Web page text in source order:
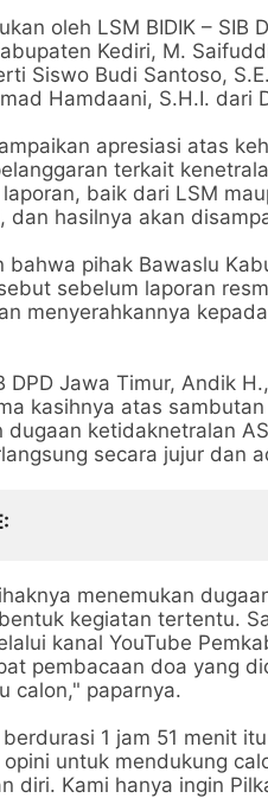
oleh LSM BIDIK – SIB
Kediri, M.
Siswo Budi Santoso,
Hamdaani, S.H.I. dari
apresiasi atas
terkait
baik dari LSM
dan hasilnya akan
bahwa pihak Bawaslu
sebelum laporan
menyerahkannya
DPD Jawa Timur, Andik
kasihnya atas
ketidaknetralan
secara jujur dan
menemukan
kegiatan tertentu.
kanal YouTube
pembacaan doa yang
calon," paparnya.
1 jam 51 menit
untuk mendukung
diri. Kami hanya ingin